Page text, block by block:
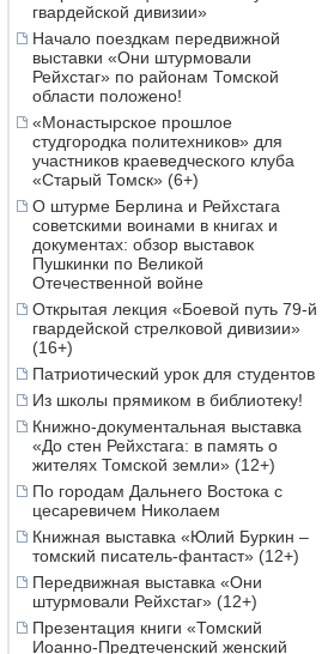
гвардейской дивизии»
Начало поездкам передвижной
выставки «Они штурмовали
Рейхстаг» по районам Томской
области положено!
«Монастырское прошлое
студгородка политехников» для
участников краеведческого клуба
«Старый Томск» (6+)
О штурме Берлина и Рейхстага
советскими воинами в книгах и
документах: обзор выставок
Пушкинки по Великой
Отечественной войне
Открытая лекция «Боевой путь 79-й
гвардейской стрелковой дивизии»
(16+)
Патриотический урок для студентов
Из школы прямиком в библиотеку!
Книжно-документальная выставка
«До стен Рейхстага: в память о
жителях Томской земли» (12+)
По городам Дальнего Востока с
цесаревичем Николаем
Книжная выставка «Юлий Буркин –
томский писатель-фантаст» (12+)
Передвижная выставка «Они
штурмовали Рейхстаг» (12+)
Презентация книги «Томский
Иоанно-Предтеченский женский